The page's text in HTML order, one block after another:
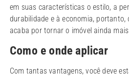
em suas características o estilo, a
durabilidade e à economia, portanto,
acaba por tornar o imóvel ainda
Como e onde aplicar
Com tantas vantagens, você deve